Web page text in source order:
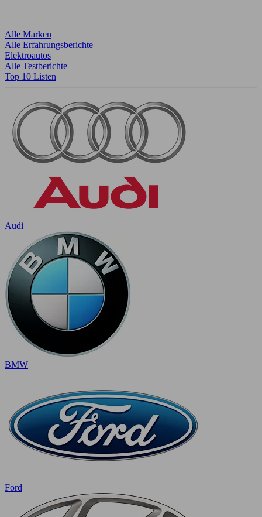
Alle Marken
Alle Erfahrungsberichte
Elektroautos
Alle Testberichte
Top 10 Listen
Audi
BMW
Ford